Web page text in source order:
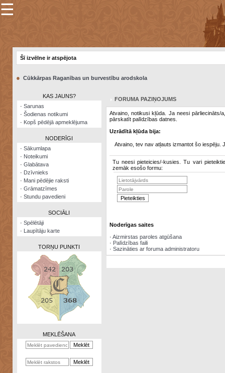
×
Šodienas
notikumi
Visatcera
almanahs
Arhīvs
Zināšanu
☰
Šī izvēlne ir atspējota
● Cūkkārpas Raganības un burvestību arodskola
KAS JAUNS?
· Sarunas
· Šodienas notikumi
· Kopš pēdējā apmeklējuma
NODERĪGI
· Sākumlapa
· Noteikumi
· Glabātava
· Dzīvnieks
· Mani pēdējie raksti
· Grāmatzīmes
· Stundu pavedieni
SOCIĀLI
· Spēlētāji
· Laupītāju karte
TORŅU PUNKTI
MEKLĒŠANA
FORUMA PAZIŅOJUMS
Atvaino, notikusi kļūda. Ja neesi pārliecināts/
pārskatīt palīdzības datnes.
Uzrādītā kļūda bija:
Atvaino, tev nav atļauts izmantot šo iespēju.
Tu neesi pieteicies/-kusies. Tu vari
zemāk esošo formu:
Noderīgas saites
· Aizmirstas paroles atgūšana
· Palīdzības faili
· Sazināties ar foruma administratoru